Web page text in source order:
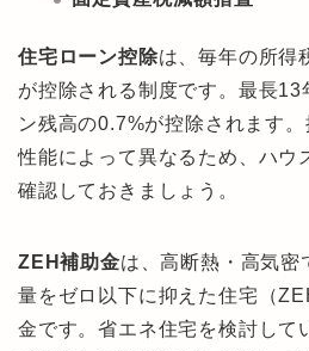
住宅ローン控除は、毎年の所得
が控除される制度です。最長13
ン残高の0.7%が控除されます
性能によって異なるため、ハウ
確認しておきましょう。
ZEH補助金は、高断熱・高気密
量をゼロ以下に抑えた住宅（
金です。省エネ住宅を検討して